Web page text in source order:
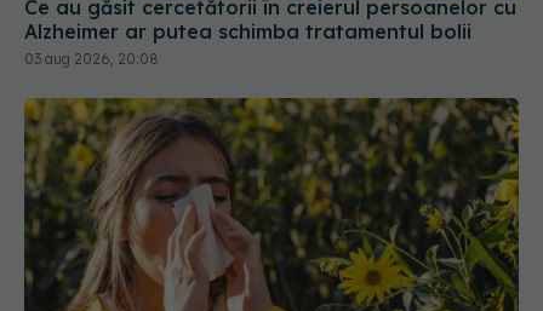
Alergia la ambrozie: 4 lucruri esențiale despre